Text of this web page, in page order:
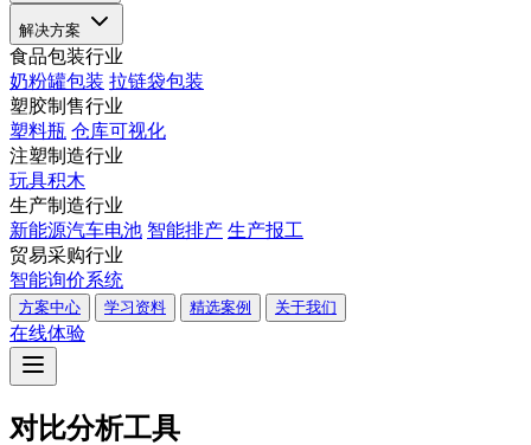
解决方案
食品包装行业
奶粉罐包装 拉链袋包装
塑胶制售行业
塑料瓶 仓库可视化
注塑制造行业
玩具积木
生产制造行业
新能源汽车电池 智能排产 生产报工
贸易采购行业
智能询价系统
方案中心 学习资料 精选案例 关于我们
在线体验
对比分析工具